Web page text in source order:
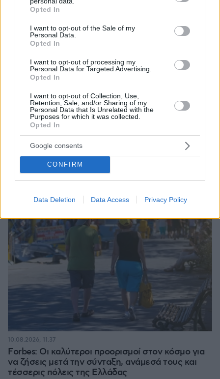
grant or deny consent to Google and its third-party tags to
use your data for below specified purposes in below Google
consent section.
Opted In
I want to opt-out of the Sale of my
Personal Data.
Opted In
I want to opt-out of processing my
Personal Data for Targeted Advertising.
Opted In
I want to opt-out of Collection, Use,
Retention, Sale, and/or Sharing of my
Personal Data that Is Unrelated with the
Purposes for which it was collected.
Opted In
Google consents
CONFIRM
Data Deletion Data Access Privacy Policy
Κόμμα Καρυστιανού: Γιατί χάνεται μέσα σε δύο
μήνες η «Ελπίδα» της προέδρου Μαρίας
10.08.2026, 14:19
Forbes: Οι καλύτεροι προορισμοί στον κόσμο για
να ζήσεις μετά την σύνταξη, ανάμεσά τους και
τέσσερις πόλεις της Ελλάδας
10.08.2026, 11:37